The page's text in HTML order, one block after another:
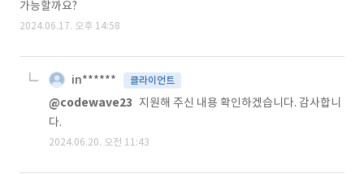
가능할까요?
2024.06.17. 오후 14:58
in****** 클라이언트
@codewave23 지원해 주신 내용 확인하겠습니다. 감사합니
다.
2024.06.20. 오전 11:43